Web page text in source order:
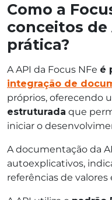
Como a
conceitos de
prática?
A API da Focus NFe é
integração de
próprios, oferecendo
estruturada que
iniciar o
A documentação da
autoexplicativos,
referências de valores